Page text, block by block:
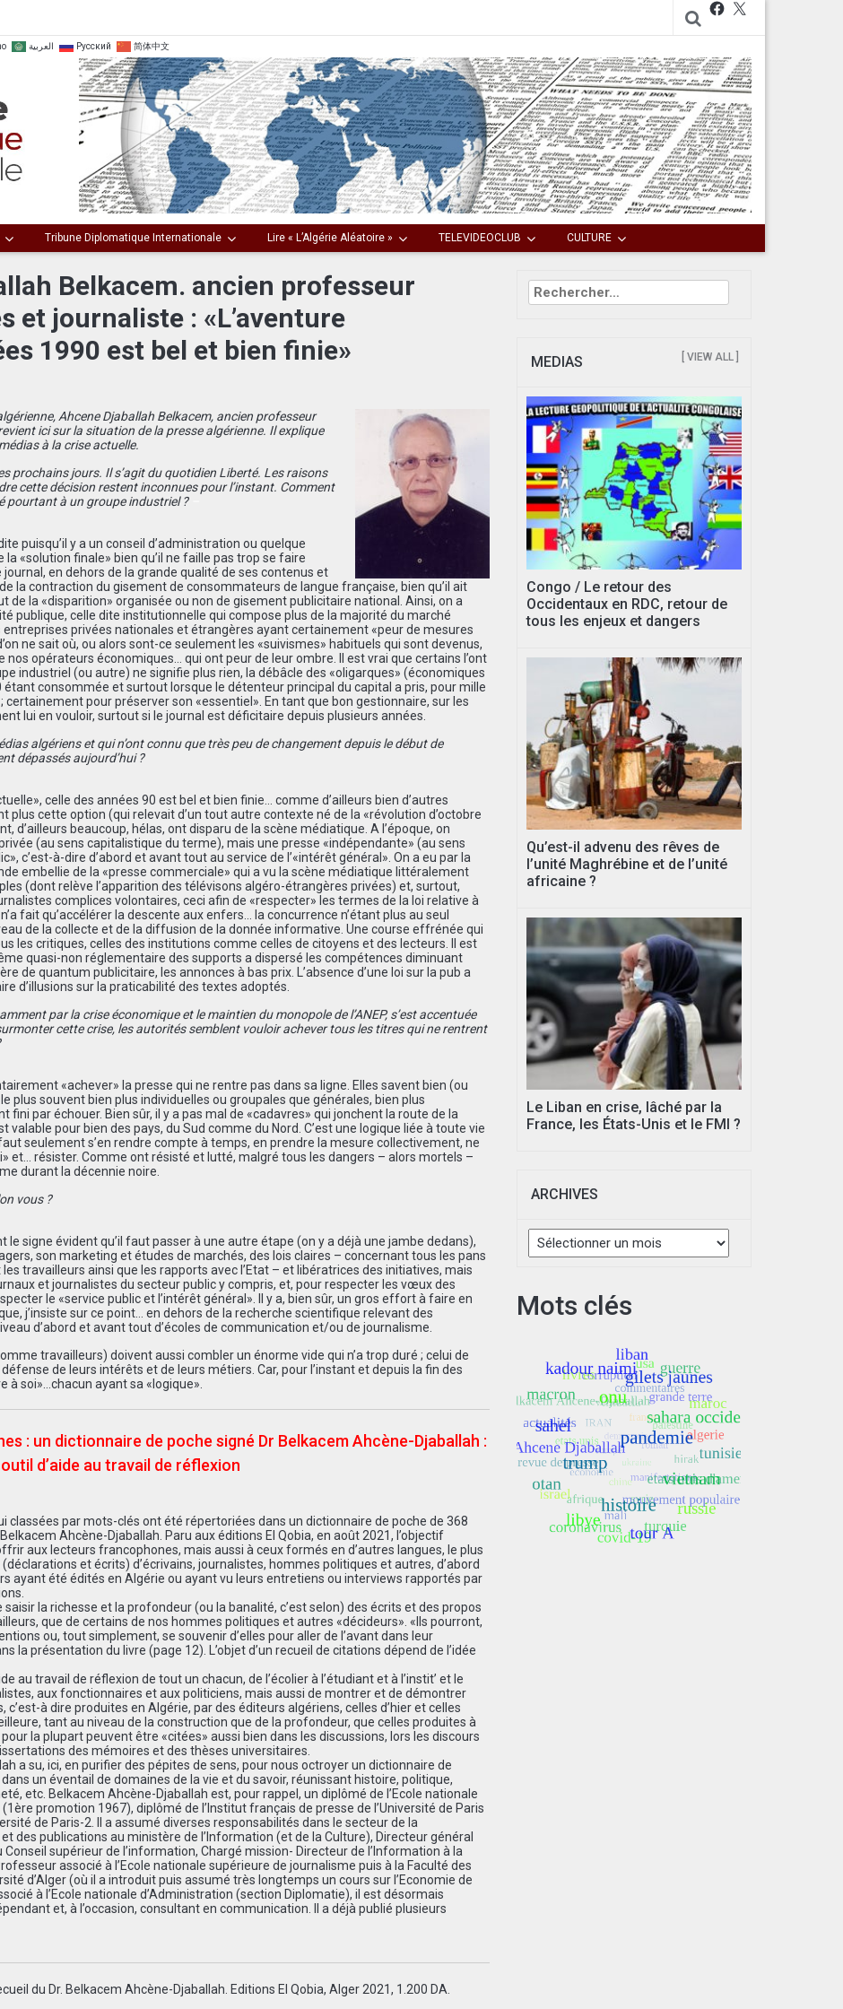
العربية Русский 简体中文
Facebook
Tribune Diplomatique Internationale Lire « L’Algérie Aléatoire » TELEVIDEOCLUB CULTURE
Belkacem. ancien professeur
et journaliste : «L’aventure
1990 est bel et bien finie»
Ahcene Djaballah Belkacem, ancien professeur
ici sur la situation de la presse algérienne. Il explique
à la crise actuelle.
prochains jours. Il s’agit du quotidien Liberté. Les raisons
cette décision restent inconnues pour l’instant. Comment
pourtant à un groupe industriel ?
puisqu’il y a un conseil d’administration ou quelque
«solution finale» bien qu’il ne faille pas trop se faire
journal, en dehors de la grande qualité de ses contenus et
la contraction du gisement de consommateurs de langue française, bien qu’il ait
de la «disparition» organisée ou non de gisement publicitaire national. Ainsi, on a
publique, celle dite institutionnelle qui compose plus de la majorité du marché
privées nationales et étrangères ayant certainement «peur de mesures
ne sait où, ou alors sont-ce seulement les «suivismes» habituels qui sont devenus,
opérateurs économiques… qui ont peur de leur ombre. Il est vrai que certains l’ont
industriel (ou autre) ne signifie plus rien, la débâcle des «oligarques» (économiques
consommée et surtout lorsque le détenteur principal du capital a pris, pour mille
certainement pour préserver son «essentiel». En tant que bon gestionnaire, sur les
lui en vouloir, surtout si le journal est déficitaire depuis plusieurs années.
algériens et qui n’ont connu que très peu de changement depuis le début de
dépassés aujourd’hui ?
celle des années 90 est bel et bien finie… comme d’ailleurs bien d’autres
plus cette option (qui relevait d’un tout autre contexte né de la «révolution d’octobre
d’ailleurs beaucoup, hélas, ont disparu de la scène médiatique. A l’époque, on
(au sens capitalistique du terme), mais une presse «indépendante» (au sens
c’est-à-dire d’abord et avant tout au service de l’«intérêt général». On a eu par la
embellie de la «presse commerciale» qui a vu la scène médiatique littéralement
(dont relève l’apparition des télévisons algéro-étrangères privées) et, surtout,
complices volontaires, ceci afin de «respecter» les termes de la loi relative à
fait qu’accélérer la descente aux enfers… la concurrence n’étant plus au seul
de la collecte et de la diffusion de la donnée informative. Une course effrénée qui
les critiques, celles des institutions comme celles de citoyens et des lecteurs. Il est
quasi-non réglementaire des supports a dispersé les compétences diminuant
de quantum publicitaire, les annonces à bas prix. L’absence d’une loi sur la pub a
d’illusions sur la praticabilité des textes adoptés.
par la crise économique et le maintien du monopole de l’ANEP, s’est accentuée
cette crise, les autorités semblent vouloir achever tous les titres qui ne rentrent
«achever» la presse qui ne rentre pas dans sa ligne. Elles savent bien (ou
plus souvent bien plus individuelles ou groupales que générales, bien plus
fini par échouer. Bien sûr, il y a pas mal de «cadavres» qui jonchent la route de la
valable pour bien des pays, du Sud comme du Nord. C’est une logique liée à toute vie
seulement s’en rendre compte à temps, en prendre la mesure collectivement, ne
et… résister. Comme ont résisté et lutté, malgré tous les dangers – alors mortels –
durant la décennie noire.
vous ?
le signe évident qu’il faut passer à une autre étape (on y a déjà une jambe dedans),
son marketing et études de marchés, des lois claires – concernant tous les pans
travailleurs ainsi que les rapports avec l’Etat – et libératrices des initiatives, mais
et journalistes du secteur public y compris, et, pour respecter les vœux des
le «service public et l’intérêt général». Il y a, bien sûr, un gros effort à faire en
j’insiste sur ce point… en dehors de la recherche scientifique relevant des
d’abord et avant tout d’écoles de communication et/ou de journalisme.
travailleurs) doivent aussi combler un énorme vide qui n’a trop duré ; celui de
de leurs intérêts et de leurs métiers. Car, pour l’instant et depuis la fin des
à soi»…chacun ayant sa «logique».
: un dictionnaire de poche signé Dr Belkacem Ahcène-Djaballah :
outil d’aide au travail de réflexion
classées par mots-clés ont été répertoriées dans un dictionnaire de poche de 368
Ahcène-Djaballah. Paru aux éditions El Qobia, en août 2021, l’objectif
aux lecteurs francophones, mais aussi à ceux formés en d’autres langues, le plus
et écrits) d’écrivains, journalistes, hommes politiques et autres, d’abord
ayant été édités en Algérie ou ayant vu leurs entretiens ou interviews rapportés par
la richesse et la profondeur (ou la banalité, c’est selon) des écrits et des propos
que de certains de nos hommes politiques et autres «décideurs». «Ils pourront,
ou, tout simplement, se souvenir d’elles pour aller de l’avant dans leur
la présentation du livre (page 12). L’objet d’un recueil de citations dépend de l’idée
au travail de réflexion de tout un chacun, de l’écolier à l’étudiant et à l’instit’ et le
aux fonctionnaires et aux politiciens, mais aussi de montrer et de démontrer
à dire produites en Algérie, par des éditeurs algériens, celles d’hier et celles
tant au niveau de la construction que de la profondeur, que celles produites à
la plupart peuvent être «citées» aussi bien dans les discussions, lors les discours
des mémoires et des thèses universitaires.
a su, ici, en purifier des pépites de sens, pour nous octroyer un dictionnaire de
un éventail de domaines de la vie et du savoir, réunissant histoire, politique,
etc. Belkacem Ahcène-Djaballah est, pour rappel, un diplômé de l’Ecole nationale
promotion 1967), diplômé de l’Institut français de presse de l’Université de Paris
de Paris-2. Il a assumé diverses responsabilités dans le secteur de la
des publications au ministère de l’Information (et de la Culture), Directeur général
Conseil supérieur de l’information, Chargé mission- Directeur de l’Information à la
associé à l’Ecole nationale supérieure de journalisme puis à la Faculté des
d’Alger (où il a introduit puis assumé très longtemps un cours sur l’Economie de
à l’Ecole nationale d’Administration (section Diplomatie), il est désormais
et, à l’occasion, consultant en communication. Il a déjà publié plusieurs
du Dr. Belkacem Ahcène-Djaballah. Editions El Qobia, Alger 2021, 1.200 DA.
Rechercher :
MEDIAS [ VIEW ALL ]
Congo / Le retour des
Occidentaux en RDC, retour de
tous les enjeux et dangers
Qu’est-il advenu des rêves de
l’unité Maghrébine et de l’unité
africaine ?
Le Liban en crise, lâché par la
France, les États-Unis et le FMI ?
ARCHIVES
Archives
Mots clés